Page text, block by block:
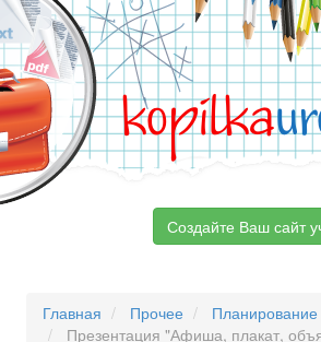
kopilka
Создайте Ваш сайт
Главная Прочее
Планирование
Презентация "Афиша, плакат,